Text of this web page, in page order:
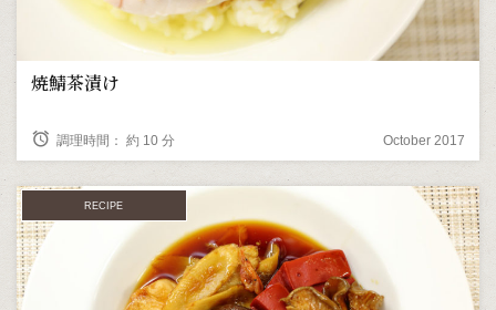
焼鯖茶漬け
alarm 調理時間： 約 10 分 October 2017
RECIPE